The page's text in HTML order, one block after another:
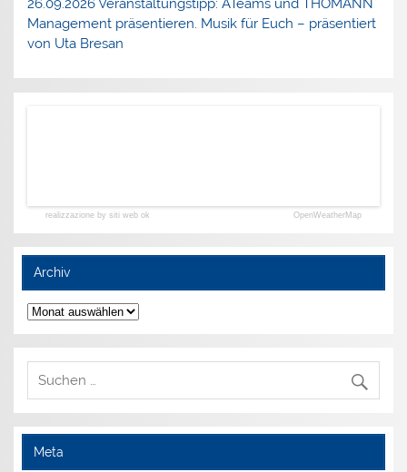
26.09.2026 Veranstaltungstipp: ATeams und THOMANN
Management präsentieren. Musik für Euch – präsentiert
von Uta Bresan
realizzazione by siti web ok OpenWeatherMap
Archiv
Archiv
Meta